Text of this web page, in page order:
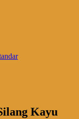
Kayu